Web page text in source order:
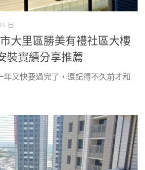
日
大里區勝美有禮社區大樓
裝實績分享推薦
年又快要過完了，還記得不久前才和